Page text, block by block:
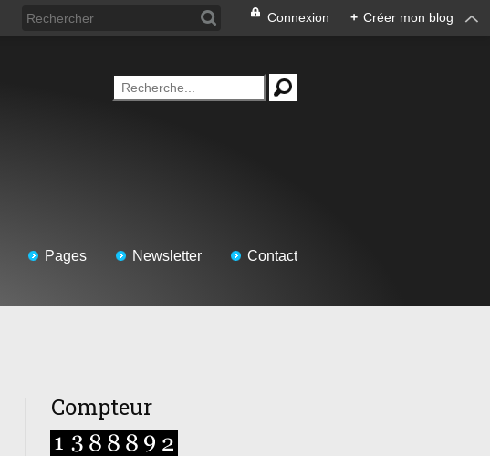
Connexion + Créer mon blog
Pages Newsletter Contact
Compteur